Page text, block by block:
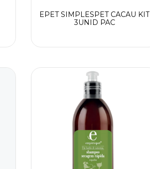
EPET SIMPLESPET CACAU KIT
3UNID PAC